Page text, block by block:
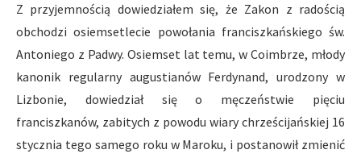
Z przyjemnością dowiedziałem się, że Zakon z radością
obchodzi osiemsetlecie powołania franciszkańskiego św.
Antoniego z Padwy. Osiemset lat temu, w Coimbrze, młody
kanonik regularny augustianów Ferdynand, urodzony w
Lizbonie, dowiedział się o męczeństwie pięciu
franciszkanów, zabitych z powodu wiary chrześcijańskiej 16
stycznia tego samego roku w Maroku, i postanowił zmienić